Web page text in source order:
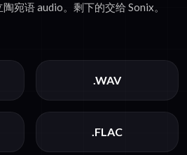
宛语 audio。剩下的交给 Sonix。
.WAV
.FLAC